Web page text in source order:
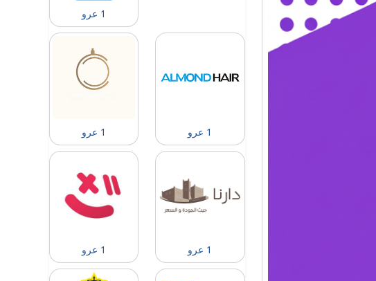
1 عرو
1 عرو 1 عرو
1 عرو 1 عرو